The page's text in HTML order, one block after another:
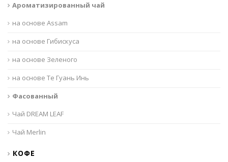
Ароматизированный чай
на основе Assam
на основе Гибискуса
на основе Зеленого
на основе Те Гуань Инь
Фасованный
Чай DREAM LEAF
Чай Merlin
КОФЕ